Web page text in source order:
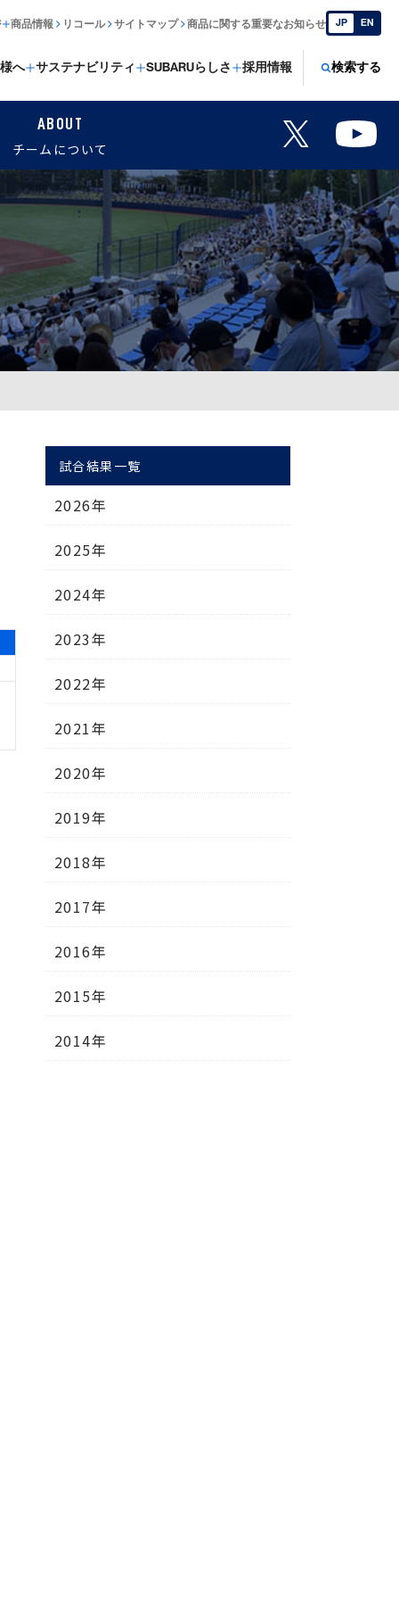
へ サステナビリティ SUBARUらしさ 採用情報 検索する
商品情報 リコール サイトマップ 商品に関する重要なお知らせ JP EN
ABOUT
チームについて
試合結果一覧
2026年
2025年
2024年
2023年
2022年
2021年
2020年
2019年
2018年
2017年
2016年
2015年
2014年